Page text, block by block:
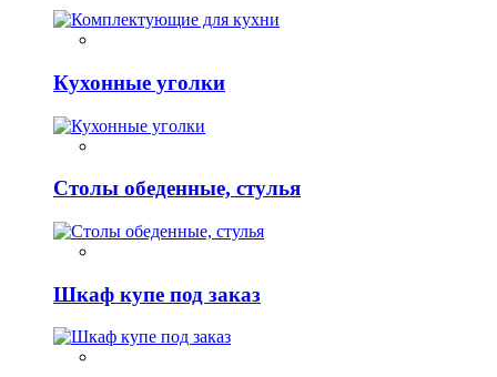
Кухонные уголки
Столы обеденные, стулья
Шкаф купе под заказ